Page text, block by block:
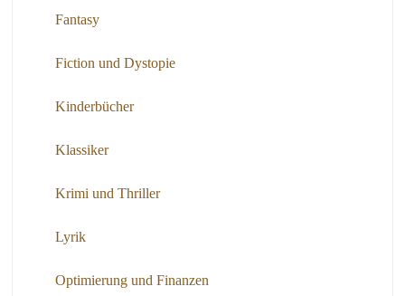
Fantasy
Fiction und Dystopie
Kinderbücher
Klassiker
Krimi und Thriller
Lyrik
Optimierung und Finanzen